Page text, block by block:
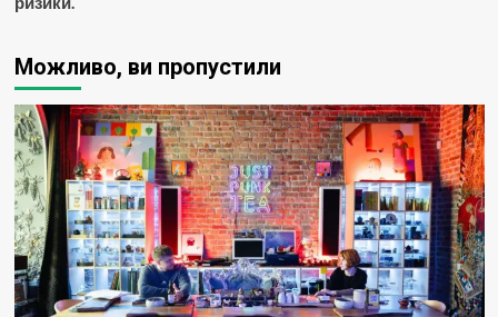
Можливо, ви пропустили